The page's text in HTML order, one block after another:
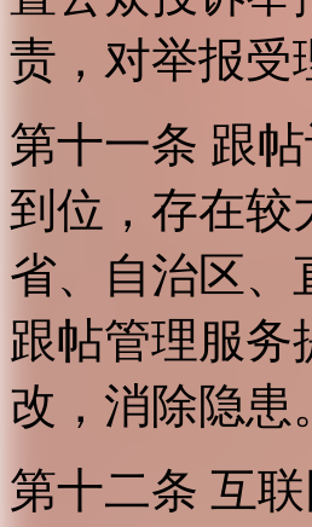
责，对举报受
第十一条 跟
到位，存在较
省、自治区、
跟帖管理服务
改，消除隐患
第十二条 互